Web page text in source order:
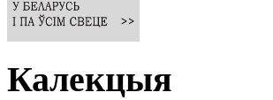
Калекцыя